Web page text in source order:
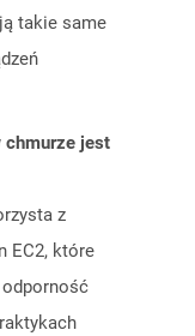
takie same
chmurze jest
z
EC2, które